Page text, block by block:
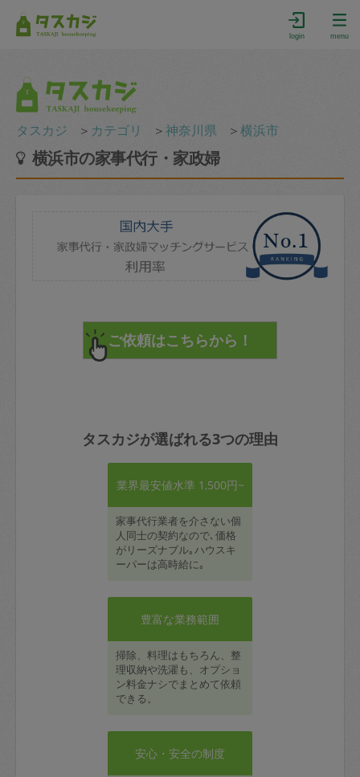
login menu
タスカジ ＞ カテゴリ ＞神奈川県 ＞横浜市
横浜市の家事代行・家政婦
タスカジが選ばれる3つの理由
業界最安値水準 1,500円~
家事代行業者を介さない個
人同士の契約なので､価格
がリーズナブル｡ハウスキ
ーパーは高時給に｡
豊富な業務範囲
掃除、料理はもちろん、整
理収納や洗濯も、オプショ
ン料金ナシでまとめて依頼
できる。
安心・安全の制度